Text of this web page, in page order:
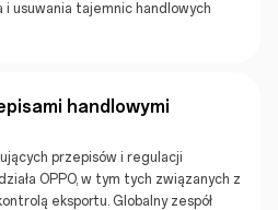
i usuwania tajemnic handlowych
handlowymi
przepisów i regulacji
OPPO, w tym tych związanych z
eksportu. Globalny zespół